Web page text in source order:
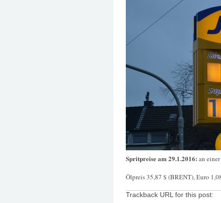
Spritpreise am 29.1.2016: an
Ölpreis 35,87 $ (BRENT), Euro
Trackback URL for this post: